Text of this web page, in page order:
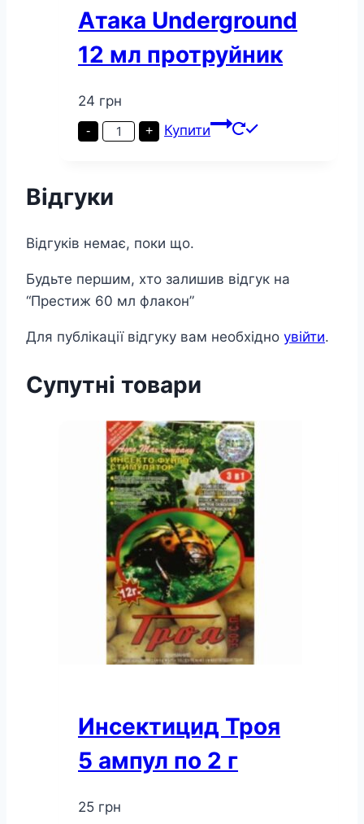
Атака Underground
12 мл протруйник
24 грн
-
Атака
Underground
кількість
+ Купити
Відгуки
Відгуків немає, поки що.
Будьте першим, хто залишив відгук на
“Престиж 60 мл флакон”
Для публікації відгуку вам необхідно увійти.
Супутні товари
Инсектицид Троя
5 ампул по 2 г
25 грн